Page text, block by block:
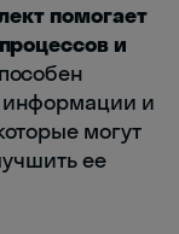
помогает
и
и
могут
ее